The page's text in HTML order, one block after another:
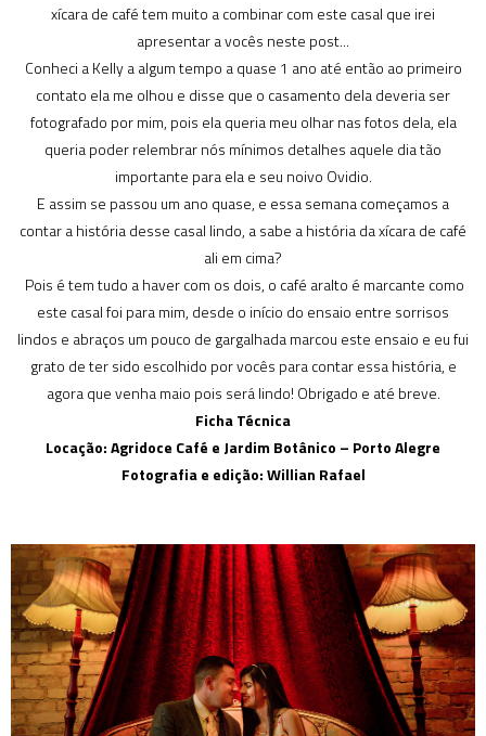
xícara de café tem muito a combinar com este casal que irei
apresentar a vocês neste post...
Conheci a Kelly a algum tempo a quase 1 ano até então ao primeiro
contato ela me olhou e disse que o casamento dela deveria ser
fotografado por mim, pois ela queria meu olhar nas fotos dela, ela
queria poder relembrar nós mínimos detalhes aquele dia tão
importante para ela e seu noivo Ovidio.
E assim se passou um ano quase, e essa semana começamos a
contar a história desse casal lindo, a sabe a história da xícara de café
ali em cima?
Pois é tem tudo a haver com os dois, o café aralto é marcante como
este casal foi para mim, desde o início do ensaio entre sorrisos
lindos e abraços um pouco de gargalhada marcou este ensaio e eu fui
grato de ter sido escolhido por vocês para contar essa história, e
agora que venha maio pois será lindo! Obrigado e até breve.
Ficha Técnica
Locação: Agridoce Café e Jardim Botânico – Porto Alegre
Fotografia e edição: Willian Rafael